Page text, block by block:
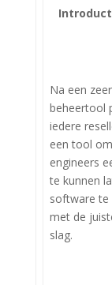
Na een
beheertool
iedere
een tool
engineers
te kunnen
software te
met de
slag.